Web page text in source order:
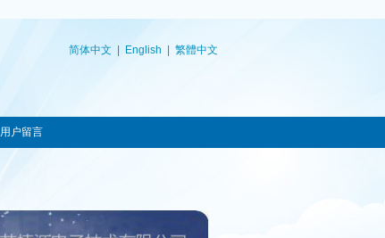
简体中文 English 繁體中文
用户留言